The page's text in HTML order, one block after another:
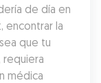
de día en
encontrar la
que tu
requiera
médica